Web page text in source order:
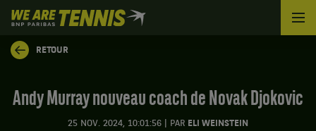
We
are
Tennis
by
Accueil
RETOUR
Andy Murray nouveau coach de Novak Djokovic
25 NOV. 2024, 10:01:56 PAR ELI WEINSTEIN